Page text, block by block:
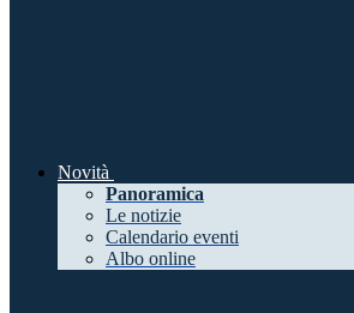
Novità
Panoramica
Le notizie
Calendario eventi
Albo online